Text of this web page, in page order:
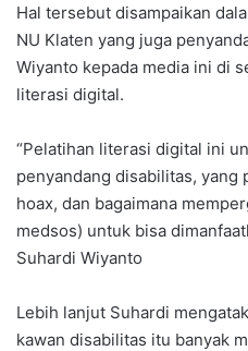
Hal tersebut disampaikan
NU Klaten yang juga
Wiyanto kepada media ini di
literasi digital.
“Pelatihan literasi digital ini
penyandang disabilitas, yang
hoax, dan bagaimana
medsos) untuk bisa
Suhardi Wiyanto
Lebih lanjut Suhardi
kawan disabilitas itu banyak